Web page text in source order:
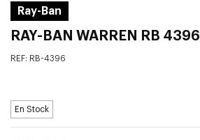
Ray-Ban
RAY-BAN WARREN RB 4396
REF: RB-4396
En Stock